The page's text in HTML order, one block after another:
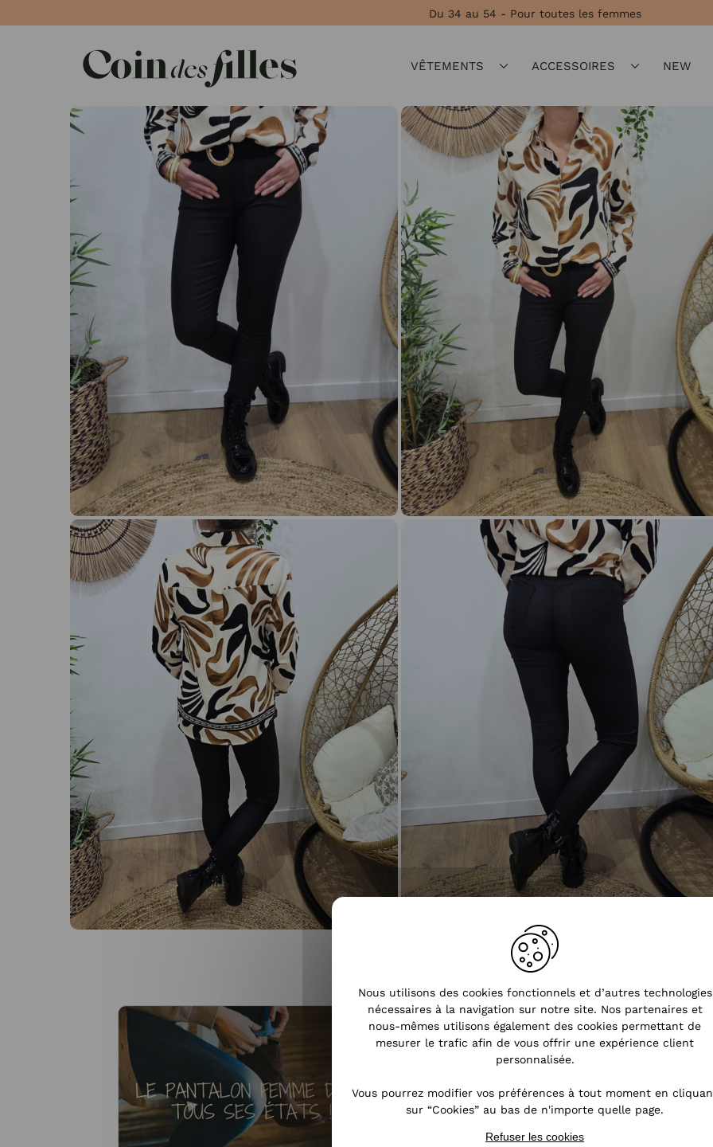
Du 34 au 54 - Pour toutes les femmes
VÊTEMENTS ACCESSOIRES NEW
Tendances
Nous utilisons des cookies fonctionnels et d’autres technologies
nécessaires à la navigation sur notre site. Nos partenaires et
nous-mêmes utilisons également des cookies permettant de
mesurer le trafic afin de vous offrir une expérience client
personnalisée.
Vous pourrez modifier vos préférences à tout moment en
sur “Cookies” au bas de n'importe quelle page.
Refuser les cookies